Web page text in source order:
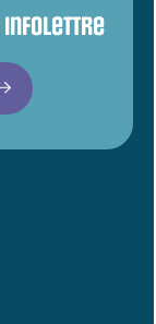
infolettre